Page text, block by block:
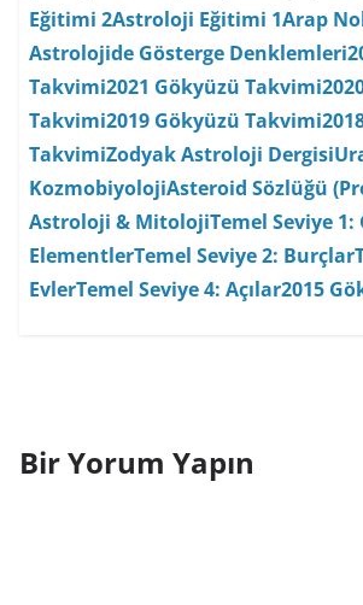
Eğitimi 2Astroloji Eğitimi 1Arap
Astrolojide Gösterge Denklemleri
Takvimi2021 Gökyüzü Takvimi
Takvimi2019 Gökyüzü Takvimi
TakvimiZodyak Astroloji Dergisi
KozmobiyolojiAsteroid Sözlüğü
Astroloji & MitolojiTemel Seviye 1:
ElementlerTemel Seviye 2: Burçlar
EvlerTemel Seviye 4: Açılar2015
Bir Yorum Yapın